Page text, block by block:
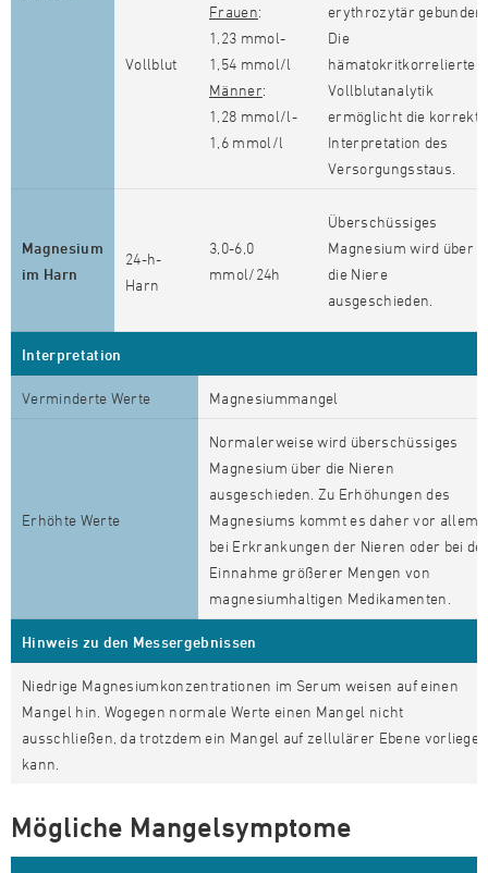
Vollblut
Frauen:
1,23 mmol-
1,54 mmol/l
Männer:
1,28 mmol/l-
1,6 mmol/l
erythrozytär gebunden.
Die
hämatokritkorrelierte
Vollblutanalytik
ermöglicht die korrekte
Interpretation des
Versorgungsstaus.
Magnesium
im Harn
24-h-
Harn
3,0-6,0
mmol/24h
Überschüssiges
Magnesium wird über
die Niere
ausgeschieden.
Interpretation
Verminderte Werte Magnesiummangel
Erhöhte Werte
Normalerweise wird überschüssiges
Magnesium über die Nieren
ausgeschieden. Zu Erhöhungen des
Magnesiums kommt es daher vor allem
bei Erkrankungen der Nieren oder bei
Einnahme größerer Mengen von
magnesiumhaltigen Medikamenten.
Hinweis zu den Messergebnissen
Niedrige Magnesiumkonzentrationen im Serum weisen auf einen
Mangel hin. Wogegen normale Werte einen Mangel nicht
ausschließen, da trotzdem ein Mangel auf zellulärer Ebene vorliegen
kann.
Mögliche Mangelsymptome